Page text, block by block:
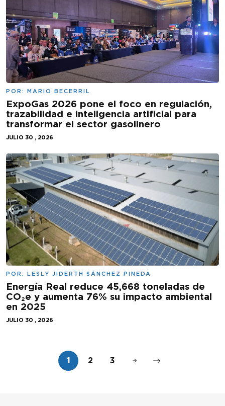
POR: MARIO BECERRIL
ExpoGas 2026 pone el foco en regulación,
trazabilidad e inteligencia artificial para
transformar el sector gasolinero
JULIO 30 , 2026
POR: LESLY JIDERTH SÁNCHEZ PINEDA
Energía Real reduce 45,668 toneladas de
CO₂e y aumenta 76% su impacto ambiental
en 2025
JULIO 30 , 2026
1 2 3